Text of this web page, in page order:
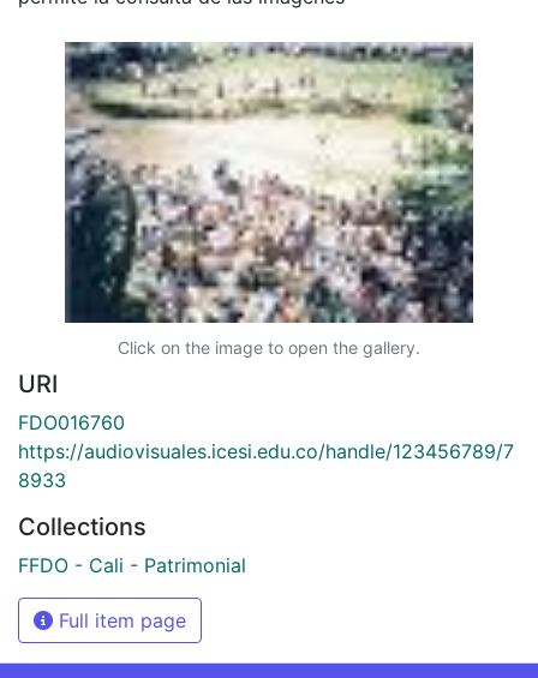
Click on the image to open the gallery.
URI
FDO016760
https://audiovisuales.icesi.edu.co/handle/123456789/7
8933
Collections
FFDO - Cali - Patrimonial
Full item page